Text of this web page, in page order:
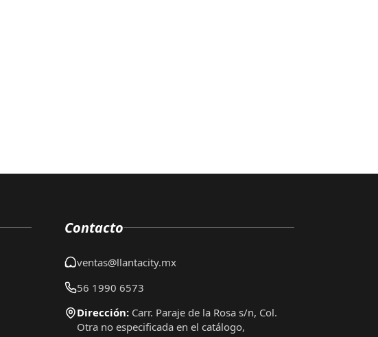
Contacto
ventas@llantacity.mx
56 1990 6573
Dirección: Carr. Paraje de la Rosa s/n, Col.
Otra no especificada en el catálogo,